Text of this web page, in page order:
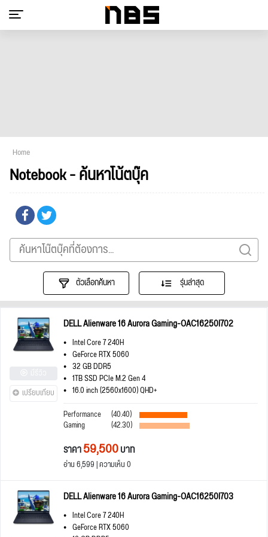
Home
Notebook - ค้นหาโน้ตบุ๊ค
ตัวเลือกค้นหา รุ่นล่าสุด
เปรียบเทียบ
DELL Alienware 16 Aurora Gaming-OAC16250I702
Intel Core 7 240H
GeForce RTX 5060
32 GB DDR5
1TB SSD PCIe M.2 Gen 4
16.0 inch (2560x1600) QHD+
Performance
(40.40)
Gaming (42.30)
ราคา59,500บาท
อ่าน 6,599 | ความเห็น 0
DELL Alienware 16 Aurora Gaming-OAC16250I703
Intel Core 7 240H
GeForce RTX 5060